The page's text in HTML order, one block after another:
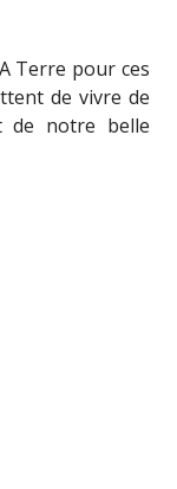
Terre pour ces
de vivre de
de notre belle